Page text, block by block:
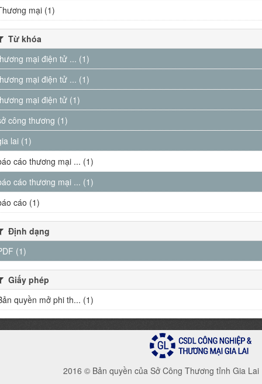
mại (1)
Từ khóa
mại điện tử ... (1)
mại điện tử ... (1)
mại điện tử (1)
công thương (1)
lai (1)
cáo thương mại ... (1)
cáo thương mại ... (1)
cáo (1)
Định dạng
(1)
Giấy phép
quyền mở phi th... (1)
2016 © Bản quyền của Sở Công Thương tỉnh Gia Lai